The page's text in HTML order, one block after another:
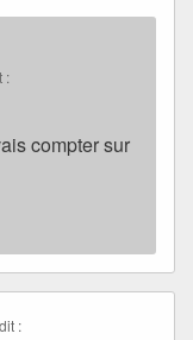
:
compter sur
: